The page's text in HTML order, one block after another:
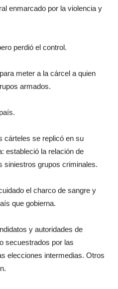
enmarcado por la violencia y
perdió el control.
meter a la cárcel a quien
armados.
cárteles se replicó en su
estableció la relación de
siniestros grupos criminales.
el charco de sangre y
que gobierna.
y autoridades de
secuestrados por las
elecciones intermedias. Otros